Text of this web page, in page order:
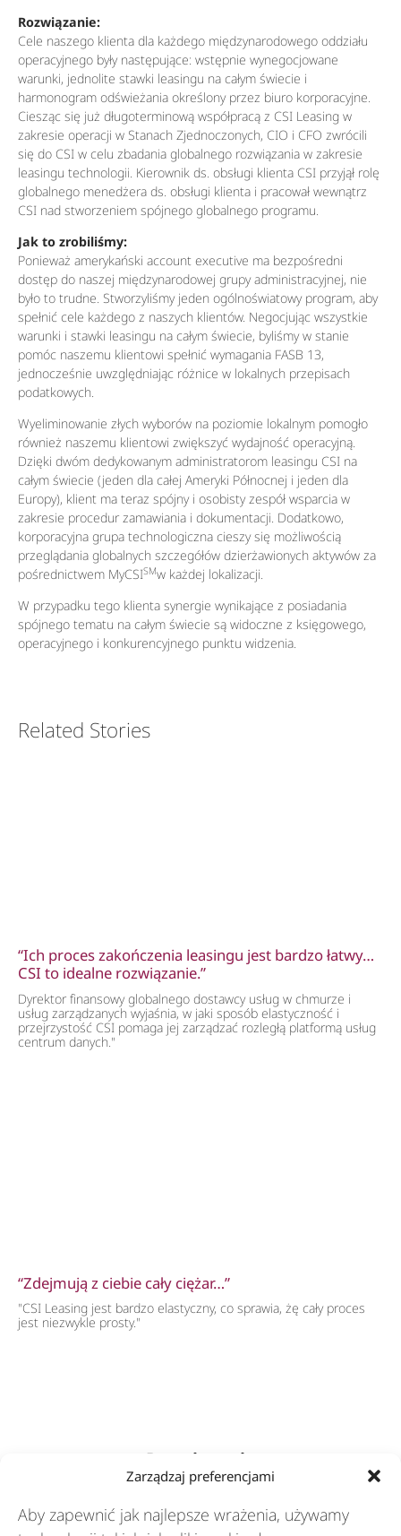
Zarządzaj preferencjami
Aby zapewnić jak najlepsze wrażenia, używamy
Rozwiązanie:
Cele naszego klienta dla każdego międzynarodowego oddziału
operacyjnego były następujące: wstępnie wynegocjowane
warunki, jednolite stawki leasingu na całym świecie i
harmonogram odświeżania określony przez biuro korporacyjne.
Ciesząc się już długoterminową współpracą z CSI Leasing w
zakresie operacji w Stanach Zjednoczonych, CIO i CFO zwrócili
się do CSI w celu zbadania globalnego rozwiązania w zakresie
leasingu technologii. Kierownik ds. obsługi klienta CSI przyjął rolę
globalnego menedżera ds. obsługi klienta i pracował wewnątrz
CSI nad stworzeniem spójnego globalnego programu.
Jak to zrobiliśmy:
Ponieważ amerykański account executive ma bezpośredni
dostęp do naszej międzynarodowej grupy administracyjnej, nie
było to trudne. Stworzyliśmy jeden ogólnoświatowy program, aby
spełnić cele każdego z naszych klientów. Negocjując wszystkie
warunki i stawki leasingu na całym świecie, byliśmy w stanie
pomóc naszemu klientowi spełnić wymagania FASB 13,
jednocześnie uwzględniając różnice w lokalnych przepisach
podatkowych.
Wyeliminowanie złych wyborów na poziomie lokalnym pomogło
również naszemu klientowi zwiększyć wydajność operacyjną.
Dzięki dwóm dedykowanym administratorom leasingu CSI na
całym świecie (jeden dla całej Ameryki Północnej i jeden dla
Europy), klient ma teraz spójny i osobisty zespół wsparcia w
zakresie procedur zamawiania i dokumentacji. Dodatkowo,
korporacyjna grupa technologiczna cieszy się możliwością
przeglądania globalnych szczegółów dzierżawionych aktywów za
pośrednictwem MyCSISMw każdej lokalizacji.
W przypadku tego klienta synergie wynikające z posiadania
spójnego tematu na całym świecie są widoczne z księgowego,
operacyjnego i konkurencyjnego punktu widzenia.
Related Stories
“Ich proces zakończenia leasingu jest bardzo łatwy…
CSI to idealne rozwiązanie.”
Dyrektor finansowy globalnego dostawcy usług w chmurze i
usług zarządzanych wyjaśnia, w jaki sposób elastyczność i
przejrzystość CSI pomaga jej zarządzać rozległą platformą usług
centrum danych."
“Zdejmują z ciebie cały ciężar…”
"CSI Leasing jest bardzo elastyczny, co sprawia, żę cały proces
jest niezwykle prosty."
Rozwiązania
Branże